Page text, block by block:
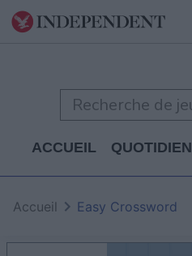
ACCUEIL QUOTIDIEN
Accueil Easy Crossword